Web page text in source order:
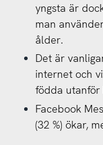
yngsta är
man
ålder.
Det är
internet och
födda utanför
Facebook
(32 %) ökar,